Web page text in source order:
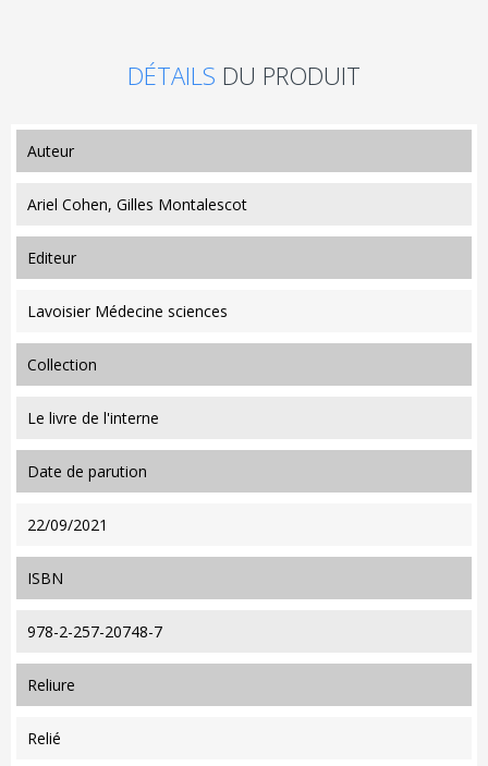
DÉTAILS DU PRODUIT
auteur
Ariel Cohen, Gilles Montalescot
editeur
Lavoisier Médecine sciences
collection
Le livre de l'interne
date de parution
22/09/2021
ISBN
978-2-257-20748-7
reliure
Relié